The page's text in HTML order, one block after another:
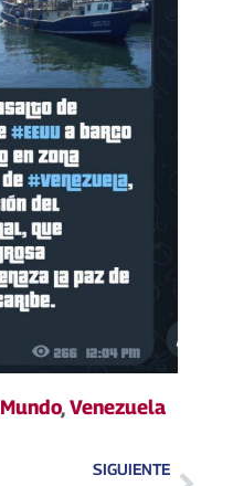
Mundo,Venezuela
SIGUIENTE